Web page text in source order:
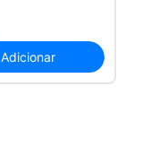
Adicionar